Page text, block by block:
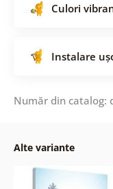
Culori
Instalare
Număr din
Alte variante